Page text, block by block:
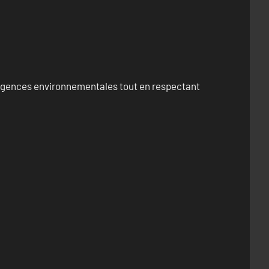
environnementales tout en respectant